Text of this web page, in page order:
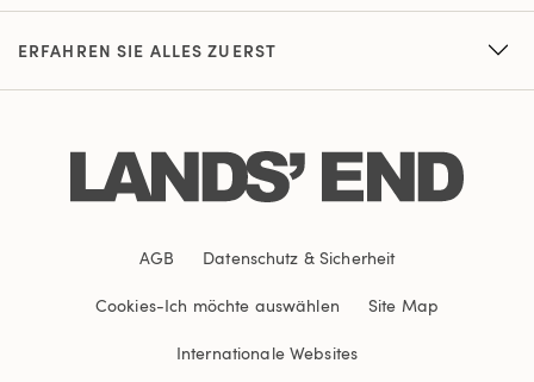
ERFAHREN SIE ALLES ZUERST
AGB Datenschutz & Sicherheit
Cookies-Ich möchte auswählen Site Map
Internationale Websites